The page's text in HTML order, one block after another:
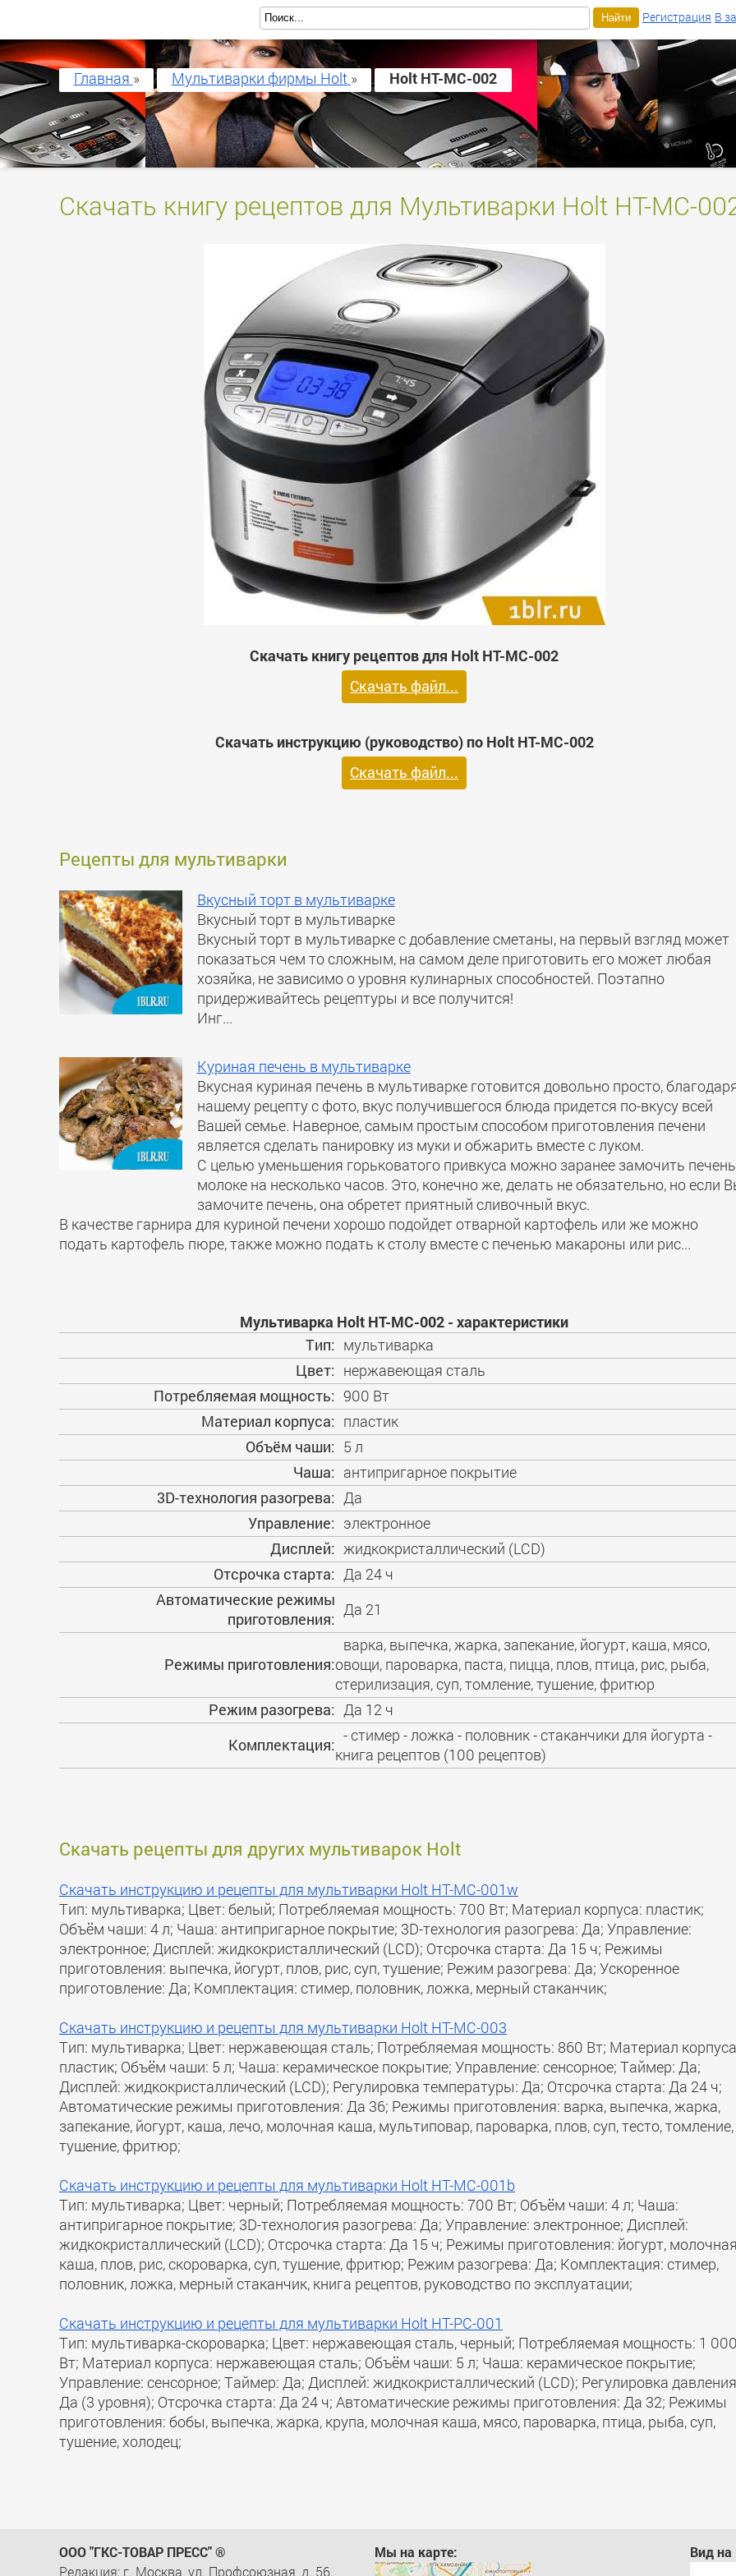
Скачать книгу рецептов для Мультиварки Holt HT-MC-
Скачать книгу рецептов для Holt HT-MC-002
Скачать файл...
Скачать инструкцию (руководство) по Holt HT-MC-002
Скачать файл...
Рецепты для мультиварки
Вкусный торт в мультиварке
Вкусный торт в мультиварке
Вкусный торт в мультиварке с добавление сметаны, на первый взгляд может
показаться чем то сложным, на самом деле приготовить его может любая
хозяйка, не зависимо о уровня кулинарных способностей. Поэтапно
придерживайтесь рецептуры и все получится!
Инг...
Куриная печень в мультиварке
Вкусная куриная печень в мультиварке готовится довольно просто,
нашему рецепту с фото, вкус получившегося блюда придется по-вкусу всей
Вашей семье. Наверное, самым простым способом приготовления печени
является сделать панировку из муки и обжарить вместе с луком.
С целью уменьшения горьковатого привкуса можно заранее замочить
молоке на несколько часов. Это, конечно же, делать не обязательно, но если
замочите печень, она обретет приятный сливочный вкус.
В качестве гарнира для куриной печени хорошо подойдет отварной картофель или же можно
подать картофель пюре, также можно подать к столу вместе с печенью макароны или рис...
Мультиварка Holt HT-MC-002 - характеристики
Тип: мультиварка
Цвет: нержавеющая сталь
Потребляемая мощность: 900 Вт
Материал корпуса: пластик
Объём чаши: 5 л
Чаша: антипригарное покрытие
3D-технология разогрева: Да
Управление: электронное
Дисплей: жидкокристаллический (LCD)
Отсрочка старта: Да 24 ч
Автоматические режимы
приготовления:
Да 21
Режимы приготовления:
варка, выпечка, жарка, запекание, йогурт, каша, мясо,
овощи, пароварка, паста, пицца, плов, птица, рис, рыба,
стерилизация, суп, томление, тушение, фритюр
Режим разогрева: Да 12 ч
Комплектация:
- стимер - ложка - половник - стаканчики для йогурта -
книга рецептов (100 рецептов)
Скачать рецепты для других мультиварок Holt
Скачать инструкцию и рецепты для мультиварки Holt HT-MC-001w
Тип: мультиварка; Цвет: белый; Потребляемая мощность: 700 Вт; Материал корпуса: пластик;
Объём чаши: 4 л; Чаша: антипригарное покрытие; 3D-технология разогрева: Да; Управление:
электронное; Дисплей: жидкокристаллический (LCD); Отсрочка старта: Да 15 ч; Режимы
приготовления: выпечка, йогурт, плов, рис, суп, тушение; Режим разогрева: Да; Ускоренное
приготовление: Да; Комплектация: стимер, половник, ложка, мерный стаканчик;
Скачать инструкцию и рецепты для мультиварки Holt HT-MC-003
Тип: мультиварка; Цвет: нержавеющая сталь; Потребляемая мощность: 860 Вт; Материал
пластик; Объём чаши: 5 л; Чаша: керамическое покрытие; Управление: сенсорное; Таймер: Да;
Дисплей: жидкокристаллический (LCD); Регулировка температуры: Да; Отсрочка старта: Да 24 ч;
Автоматические режимы приготовления: Да 36; Режимы приготовления: варка, выпечка, жарка,
запекание, йогурт, каша, лечо, молочная каша, мультиповар, пароварка, плов, суп, тесто, томление,
тушение, фритюр;
Скачать инструкцию и рецепты для мультиварки Holt HT-MC-001b
Тип: мультиварка; Цвет: черный; Потребляемая мощность: 700 Вт; Объём чаши: 4 л; Чаша:
антипригарное покрытие; 3D-технология разогрева: Да; Управление: электронное; Дисплей:
жидкокристаллический (LCD); Отсрочка старта: Да 15 ч; Режимы приготовления: йогурт,
каша, плов, рис, скороварка, суп, тушение, фритюр; Режим разогрева: Да; Комплектация: стимер,
половник, ложка, мерный стаканчик, книга рецептов, руководство по эксплуатации;
Скачать инструкцию и рецепты для мультиварки Holt HT-PC-001
Тип: мультиварка-скороварка; Цвет: нержавеющая сталь, черный; Потребляемая мощность: 1
Вт; Материал корпуса: нержавеющая сталь; Объём чаши: 5 л; Чаша: керамическое покрытие;
Управление: сенсорное; Таймер: Да; Дисплей: жидкокристаллический (LCD); Регулировка
Да (3 уровня); Отсрочка старта: Да 24 ч; Автоматические режимы приготовления: Да 32; Режимы
приготовления: бобы, выпечка, жарка, крупа, молочная каша, мясо, пароварка, птица, рыба, суп,
тушение, холодец;
Главная » Мультиварки фирмы Holt » Holt HT-MC-002
Регистрация В
ООО "ГКС-ТОВАР ПРЕСС" ®
Редакция: г. Москва, ул. Профсоюзная, д. 56.
Мы на карте: Вид на